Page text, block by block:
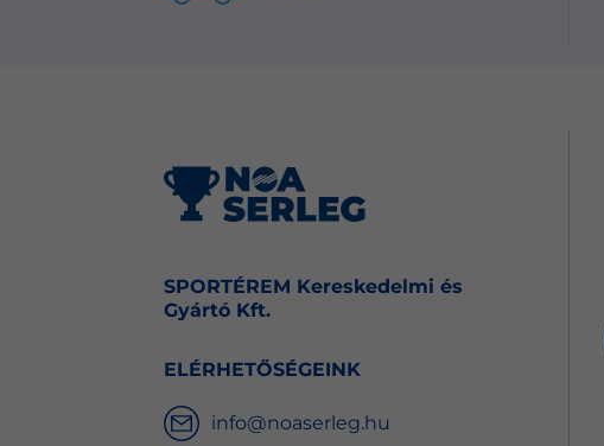
SPORTÉREM Kereskedelmi és
Gyártó Kft.
ELÉRHETŐSÉGEINK
info@noaserleg.hu